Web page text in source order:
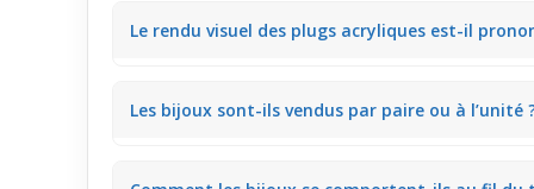
cylindrique.
Le rendu visuel des plugs acryliques est-il
Les bijoux sont-ils vendus par paire ou à l’unité